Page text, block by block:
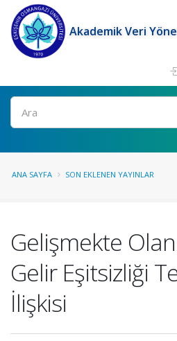
Akademik Veri
Ara
ANA SAYFA SON EKLENEN YAYINLAR
Gelişmekte
Gelir Eşitsizliği
İlişkisi